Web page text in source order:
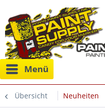
Menü
Übersicht Neuheiten